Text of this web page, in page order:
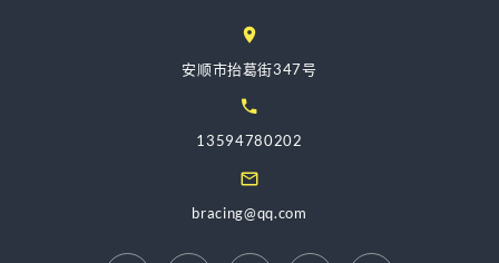
安顺市抬葛街347号
13594780202
bracing@qq.com